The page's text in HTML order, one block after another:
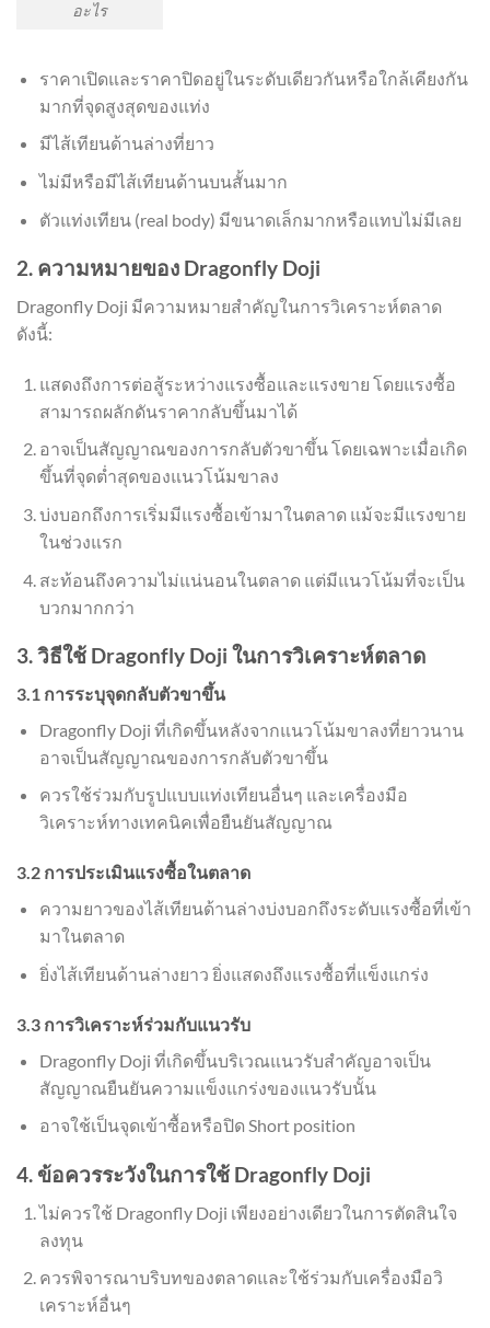
อะไร
ราคาเปิดและราคาปิดอยู่ในระดับเดียวกันหรือใกล้เคียงกัน
มากที่จุดสูงสุดของแท่ง
มีไส้เทียนด้านล่างที่ยาว
ไม่มีหรือมีไส้เทียนด้านบนสั้นมาก
ตัวแท่งเทียน (real body) มีขนาดเล็กมากหรือแทบไม่มีเลย
2. ความหมายของ Dragonfly Doji
Dragonfly Doji มีความหมายสำคัญในการวิเคราะห์ตลาด
ดังนี้:
แสดงถึงการต่อสู้ระหว่างแรงซื้อและแรงขาย โดยแรงซื้อ
สามารถผลักดันราคากลับขึ้นมาได้
อาจเป็นสัญญาณของการกลับตัวขาขึ้น โดยเฉพาะเมื่อเกิด
ขึ้นที่จุดต่ำสุดของแนวโน้มขาลง
บ่งบอกถึงการเริ่มมีแรงซื้อเข้ามาในตลาด แม้จะมีแรงขาย
ในช่วงแรก
สะท้อนถึงความไม่แน่นอนในตลาด แต่มีแนวโน้มที่จะเป็น
บวกมากกว่า
3. วิธีใช้ Dragonfly Doji ในการวิเคราะห์ตลาด
3.1 การระบุจุดกลับตัวขาขึ้น
Dragonfly Doji ที่เกิดขึ้นหลังจากแนวโน้มขาลงที่ยาวนาน
อาจเป็นสัญญาณของการกลับตัวขาขึ้น
ควรใช้ร่วมกับรูปแบบแท่งเทียนอื่นๆ และเครื่องมือ
วิเคราะห์ทางเทคนิคเพื่อยืนยันสัญญาณ
3.2 การประเมินแรงซื้อในตลาด
ความยาวของไส้เทียนด้านล่างบ่งบอกถึงระดับแรงซื้อที่เข้า
มาในตลาด
ยิ่งไส้เทียนด้านล่างยาว ยิ่งแสดงถึงแรงซื้อที่แข็งแกร่ง
3.3 การวิเคราะห์ร่วมกับแนวรับ
Dragonfly Doji ที่เกิดขึ้นบริเวณแนวรับสำคัญอาจเป็น
สัญญาณยืนยันความแข็งแกร่งของแนวรับนั้น
อาจใช้เป็นจุดเข้าซื้อหรือปิด Short position
4. ข้อควรระวังในการใช้ Dragonfly Doji
ไม่ควรใช้ Dragonfly Doji เพียงอย่างเดียวในการตัดสินใจ
ลงทุน
ควรพิจารณาบริบทของตลาดและใช้ร่วมกับเครื่องมือวิ
เคราะห์อื่นๆ